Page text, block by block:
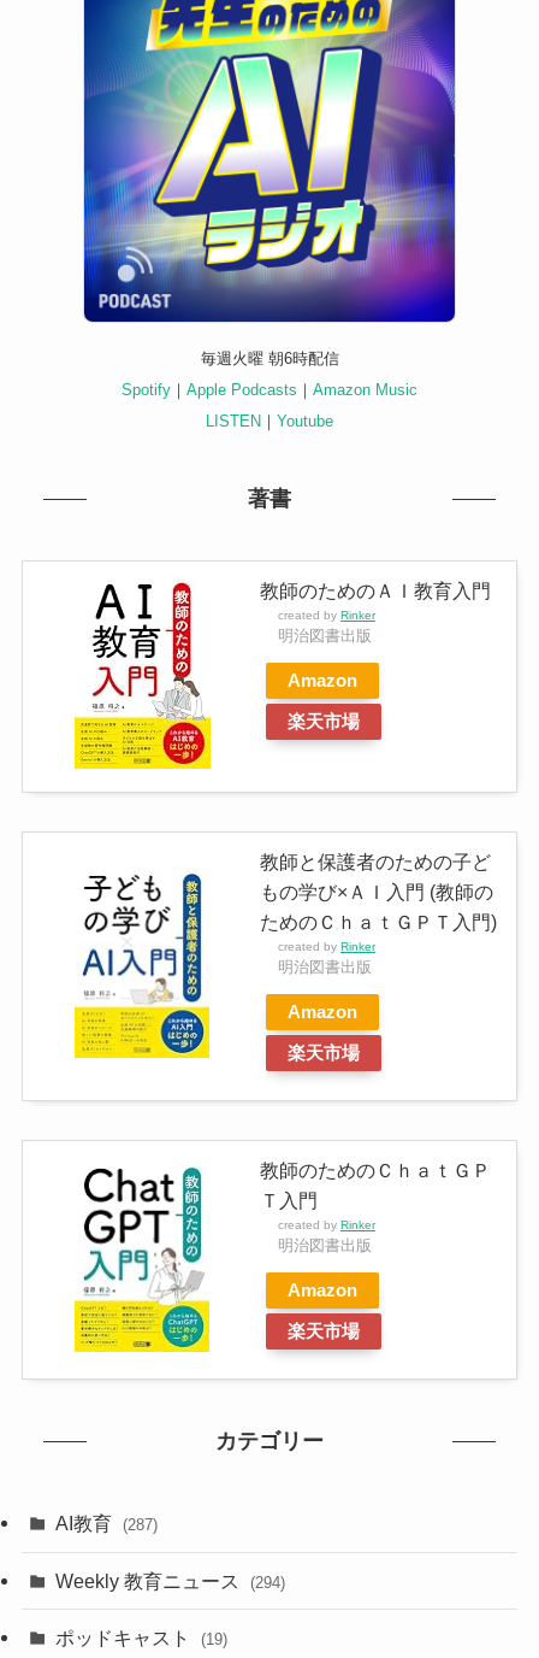
毎週火曜 朝6時配信
Spotify ｜ Apple Podcasts ｜ Amazon Music
LISTEN ｜ Youtube
著書
教師のためのＡＩ教育入門
created by Rinker
明治図書出版
Amazon
楽天市場
教師と保護者のための子ど
もの学び×ＡＩ入門 (教師の
ためのＣｈａｔＧＰＴ入門)
created by Rinker
明治図書出版
Amazon
楽天市場
教師のためのＣｈａｔＧＰ
Ｔ入門
created by Rinker
明治図書出版
Amazon
楽天市場
カテゴリー
AI教育 (287)
Weekly 教育ニュース (294)
ポッドキャスト (19)